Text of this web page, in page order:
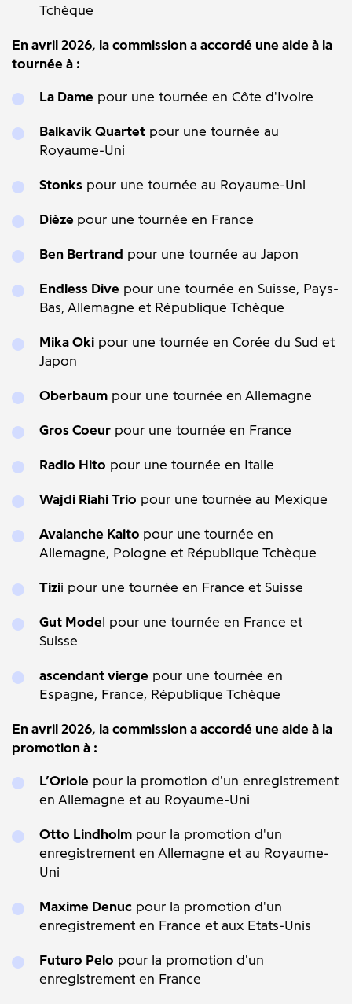
Tchèque
En avril 2026, la commission a accordé une aide à la
tournée à :
La Dame pour une tournée en Côte d'Ivoire
Balkavik Quartet pour une tournée au
Royaume-Uni
Stonks pour une tournée au Royaume-Uni
Dièze pour une tournée en France
Ben Bertrand pour une tournée au Japon
Endless Dive pour une tournée en Suisse, Pays-
Bas, Allemagne et République Tchèque
Mika Oki pour une tournée en Corée du Sud et
Japon
Oberbaum pour une tournée en Allemagne
Gros Coeur pour une tournée en France
Radio Hito pour une tournée en Italie
Wajdi Riahi Trio pour une tournée au Mexique
Avalanche Kaito pour une tournée en
Allemagne, Pologne et République Tchèque
Tizii pour une tournée en France et Suisse
Gut Model pour une tournée en France et
Suisse
ascendant vierge pour une tournée en
Espagne, France, République Tchèque
En avril 2026, la commission a accordé une aide à la
promotion à :
L’Oriole pour la promotion d'un enregistrement
en Allemagne et au Royaume-Uni
Otto Lindholm pour la promotion d'un
enregistrement en Allemagne et au Royaume-
Uni
Maxime Denuc pour la promotion d'un
enregistrement en France et aux Etats-Unis
Futuro Pelo pour la promotion d'un
enregistrement en France